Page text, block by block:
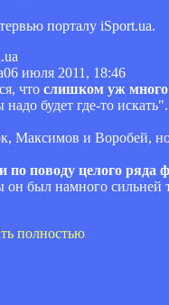
порталу iSport.ua.
06 июля 2011, 18:46
что слишком уж много
будет где-то искать".
Максимов и Воробей,
по поводу целого ряда
был намного сильней
полностью